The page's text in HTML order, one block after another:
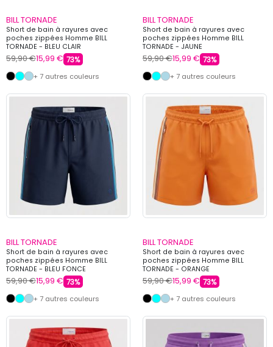
BILL TORNADE
Short de bain à rayures avec
poches zippées Homme BILL
TORNADE - BLEU CLAIR
59,90 €15,99 € 73%
+ 7 autres couleurs
BILL TORNADE
Short de bain à rayures avec
poches zippées Homme BILL
TORNADE - JAUNE
59,90 €15,99 € 73%
+ 7 autres couleurs
BILL TORNADE
Short de bain à rayures avec
poches zippées Homme BILL
TORNADE - BLEU FONCE
59,90 €15,99 € 73%
+ 7 autres couleurs
BILL TORNADE
Short de bain à rayures avec
poches zippées Homme BILL
TORNADE - ORANGE
59,90 €15,99 € 73%
+ 7 autres couleurs